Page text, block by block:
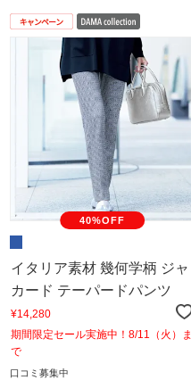
40%OFF
イタリア素材 幾何学柄 ジャ
カード テーパードパンツ
¥14,280
期間限定セール実施中！8/11（火）ま
で
口コミ募集中